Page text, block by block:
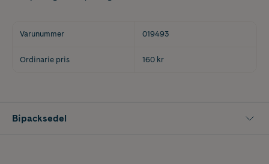
Varunummer 019493
Ordinarie pris 160 kr
Bipacksedel